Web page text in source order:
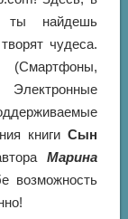
ты найдешь
чудеса.
книги Сын
Марина
возможность